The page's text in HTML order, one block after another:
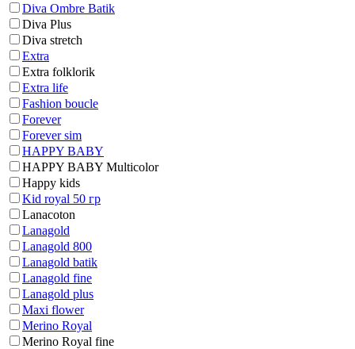
Diva Ombre Batik
Diva Plus
Diva stretch
Extra
Extra folklorik
Extra life
Fashion boucle
Forever
Forever sim
HAPPY BABY
HAPPY BABY Multicolor
Happy kids
Kid royal 50 гр
Lanacoton
Lanagold
Lanagold 800
Lanagold batik
Lanagold fine
Lanagold plus
Maxi flower
Merino Royal
Merino Royal fine